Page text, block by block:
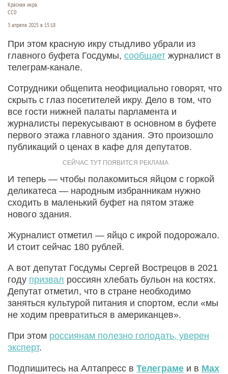
Красная икра.
СС0
3 апреля 2025 в 15:18
При этом красную икру стыдливо убрали из
главного буфета Госдумы, сообщает журналист в
телеграм-канале.
Сотрудники общепита неофициально говорят, что
скрыть с глаз посетителей икру. Дело в том, что
все гости нижней палаты парламента и
журналисты перекусывают в основном в буфете
первого этажа главного здания. Это произошло
публикаций о ценах в кафе для депутатов.
И теперь — чтобы полакомиться яйцом с горкой
деликатеса — народным избранникам нужно
сходить в маленький буфет на пятом этаже
нового здания.
Журналист отметил — яйцо с икрой подорожало.
И стоит сейчас 180 рублей.
А вот депутат Госдумы Сергей Вострецов в 2021
году призвал россиян хлебать бульон на костях.
Депутат отметил, что в стране необходимо
заняться культурой питания и спортом, если «мы
не ходим превратиться в американцев».
При этом россиянам полезно голодать, уверен
эксперт.
Подпишитесь на Алтапресс в Телеграме и в Max